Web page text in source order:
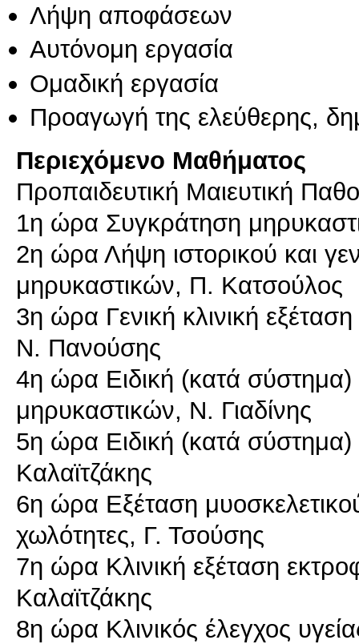
Λήψη αποφάσεων
Αυτόνομη εργασία
Ομαδική εργασία
Προαγωγή της ελεύθερης,
Περιεχόμενο Μαθήματος
Προπαιδευτική Μαιευτική
1η ώρα Συγκράτηση
2η ώρα Λήψη ιστορικού και
μηρυκαστικών, Π. Κατσούλος
3η ώρα Γενική κλινική
Ν. Πανούσης
4η ώρα Ειδική (κατά σύστημα)
μηρυκαστικών, Ν. Γιαδίνης
5η ώρα Ειδική (κατά σύστημα)
Καλαϊτζάκης
6η ώρα Εξέταση
χωλότητες, Γ. Τσούσης
7η ώρα Κλινική εξέταση
Καλαϊτζάκης
8η ώρα Κλινικός έλεγχος